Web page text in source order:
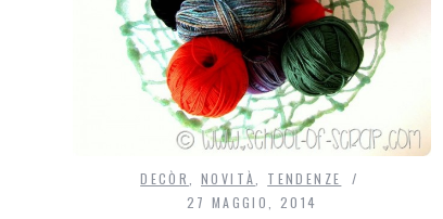
DECÒR NOVITÀ
TENDENZE
27 MAGGIO, 2014